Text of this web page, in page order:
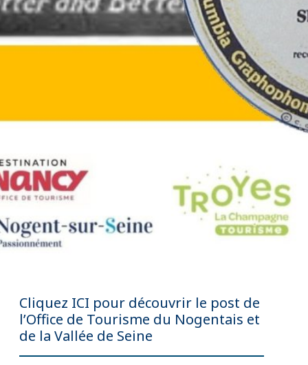
Cliquez ICI pour découvrir le post de
l’Office de Tourisme du Nogentais et
de la Vallée de Seine